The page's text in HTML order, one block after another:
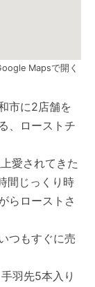
Mapsで開く
市に2店舗を
、ローストチ
愛されてきた
間じっくり時
らローストさ
つもすぐに売
羽先5本入り